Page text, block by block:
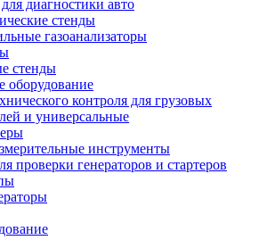
диагностики авто
стенды
газоанализаторы
стенды
оборудование
контроля для грузовых
и универсальные
инструменты
проверки генераторов и стартеров